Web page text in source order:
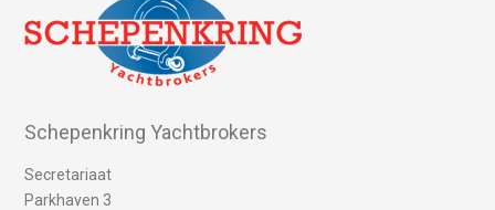
Schepenkring Yachtbrokers
Secretariaat
Parkhaven 3